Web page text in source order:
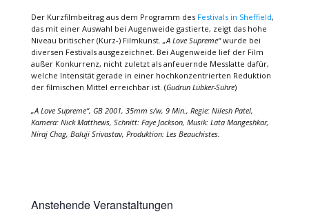
Der Kurzfilmbeitrag aus dem Programm des Festivals in Sheffield,
das mit einer Auswahl bei Augenweide gastierte, zeigt das hohe
Niveau britischer (Kurz-) Filmkunst. „A Love Supreme“wurde bei
diversen Festivals ausgezeichnet. Bei Augenweide lief der Film
außer Konkurrenz, nicht zuletzt als anfeuernde Messlatte dafür,
welche Intensität gerade in einer hochkonzentrierten Reduktion
der filmischen Mittel erreichbar ist. (Gudrun Lübker-Suhre)
„A Love Supreme“, GB 2001, 35mm s/w, 9 Min., Regie: Nilesh Patel,
Kamera: Nick Matthews, Schnitt: Faye Jackson, Musik: Lata Mangeshkar,
Niraj Chag, Baluji Srivastav, Produktion: Les Beauchistes.
Anstehende Veranstaltungen